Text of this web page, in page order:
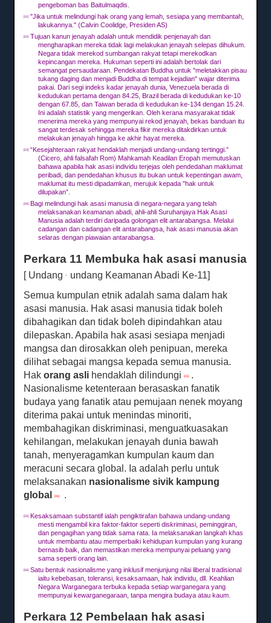
pengeboman bas Baitulmaqdis.
[31]
"Jika untuk melindungi hak orang yang lemah, sesiapa yang membantah,
lakukannya."(Calvin Coolidge, Presiden AS)
[32]
Tujuan kanun jenayah adalah untuk mendidik penjenayah dan
mengharapkan mereka tidak lagi melakukan jenayah selepas dihukum.
Negara tidak merekod sumbangan rakyat tetapi merekodkan
kepincangan mereka.Hukuman seperti ini adalah bertolak dari
semangat persaudaraan.Pendekatan Buddha untuk "meletakkan pisau
tukang daging dan menjadi Buddha di tempat kejadian" wajar diterima
pakai.Dari segi indeks kadar jenayah dunia, Venezuela berada di
kedudukan pertama dengan 84.25, Brazil berada di kedudukan ke-10
dengan 67.85, dan Taiwan berada di kedudukan ke-134 dengan 15.24.
Ini adalah statistik yang mengerikan.Oleh kerana masyarakat tidak
menerima mereka yang mempunyai rekod jenayah, bekas banduan itu
sangat terdesak sehingga mereka fikir mereka ditakdirkan untuk
melakukan jenayah hingga ke akhir hayat mereka.
[33]
“Kesejahteraan rakyat hendaklah menjadi undang-undang tertinggi.”
(Cicero, ahli falsafah Rom) Mahkamah Keadilan Eropah memutuskan
bahawa apabila hak asasi individu terjejas oleh pendedahan maklumat
peribadi, dan pendedahan khusus itu bukan untuk kepentingan awam,
maklumat itu mesti dipadamkan, merujuk kepada "hak untuk
dilupakan”.
[34]
Bagi melindungi hak asasi manusia di negara-negara yang telah
melaksanakan keamanan abadi, ahli-ahli Suruhanjaya Hak Asasi
Manusia adalah terdiri daripada golongan elit antarabangsa.Melalui
cadangan dan cadangan elit antarabangsa, hak asasi manusia akan
selaras dengan piawaian antarabangsa.
Perkara 11 Membuka hak asasi manusia
[ Undang-
undang Keamanan Abadi Ke-11]
Semua kumpulan etnik adalah sama dalam hak
asasi manusia. Hak asasi manusia tidak boleh
dibahagikan dan tidak boleh dipindahkan atau
dilepaskan.Apabila hak asasi sesiapa menjadi
mangsa dan dirosakkan oleh penipuan, mereka
dilihat sebagai mangsa kepada semua manusia.
Hakorang asli hendaklah dilindungi[35]
.
Nasionalisme ketenteraan berasaskan fanatik
budaya yang fanatik atau pemujaan nenek moyang
diterima pakai untuk menindas minoriti,
membahagikan diskriminasi, menguatkuasakan
kehilangan, melakukan jenayah dunia bawah
tanah, menyeragamkan kumpulan kaum dan
meracuni secara global. Ia adalah perlu untuk
melaksanakan nasionalisme sivik kampung
global[36] .
[35]
Kesaksamaan substantif ialah pengiktirafan bahawa undang-undang
mesti mengambil kira faktor-faktor seperti diskriminasi, peminggiran,
dan pengagihan yang tidak sama rata. Ia melaksanakan langkah khas
untuk membantu atau memperbaiki kehidupan kumpulan yang kurang
bernasib baik, dan memastikan mereka mempunyai peluang yang
sama seperti orang lain.
[36]
Satu bentuk nasionalisme yang inklusif menjunjung nilai liberal tradisional
iaitu kebebasan, toleransi, kesaksamaan, hak individu, dll. Keahlian
Negara Warganegara terbuka kepada setiap warganegara yang
mempunyai kewarganegaraan, tanpa mengira budaya atau kaum.
Perkara 12 Pembelaan hak asasi